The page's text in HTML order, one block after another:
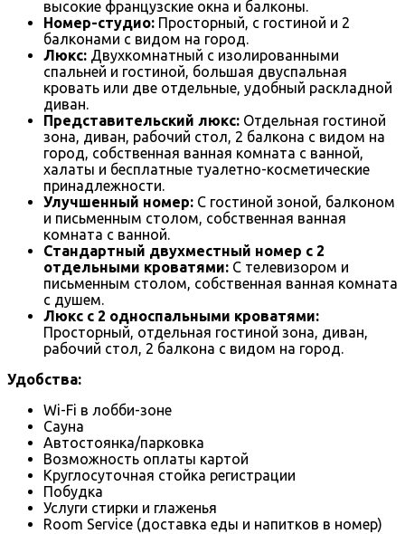
высокие французские окна и балконы.
Номер-студио: Просторный, с гостиной и 2
балконами с видом на город.
Люкс: Двухкомнатный с изолированными
спальней и гостиной, большая двуспальная
кровать или две отдельные, удобный раскладной
диван.
Представительский люкс: Отдельная гостиной
зона, диван, рабочий стол, 2 балкона с видом на
город, собственная ванная комната с ванной,
халаты и бесплатные туалетно-косметические
принадлежности.
Улучшенный номер: С гостиной зоной, балконом
и письменным столом, собственная ванная
комната с ванной.
Стандартный двухместный номер с 2
отдельными кроватями: С телевизором и
письменным столом, собственная ванная комната
с душем.
Люкс с 2 односпальными кроватями:
Просторный, отдельная гостиной зона, диван,
рабочий стол, 2 балкона с видом на город.
Удобства:
Wi-Fi в лобби-зоне
Сауна
Автостоянка/парковка
Возможность оплаты картой
Круглосуточная стойка регистрации
Побудка
Услуги стирки и глаженья
Room Service (доставка еды и напитков в номер)